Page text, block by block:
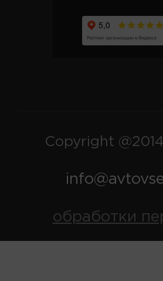
Copyright
обработки